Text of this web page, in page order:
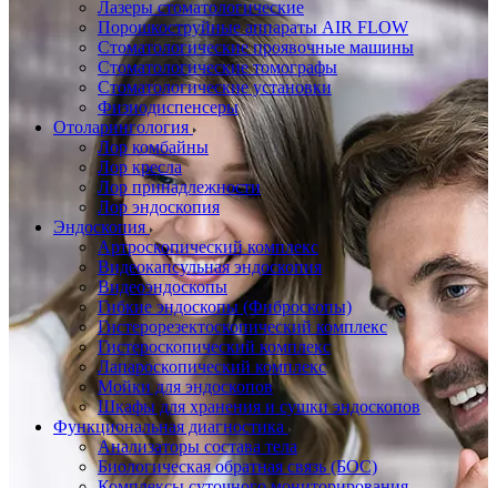
Лазеры стоматологические
Порошкоструйные аппараты AIR FLOW
Стоматологические проявочные машины
Стоматологические томографы
Стоматологические установки
Физиодиспенсеры
Отоларингология
Лор комбайны
Лор кресла
Лор принадлежности
Лор эндоскопия
Эндоскопия
Артроскопический комплекс
Видеокапсульная эндоскопия
Видеоэндоскопы
Гибкие эндоскопы (Фиброcкопы)
Гистерорезектоскопический комплекс
Гистероскопический комплекс
Лапароскопический комплекс
Мойки для эндоскопов
Шкафы для хранения и сушки эндоскопов
Функциональная диагностика
Анализаторы состава тела
Биологическая обратная связь (БОС)